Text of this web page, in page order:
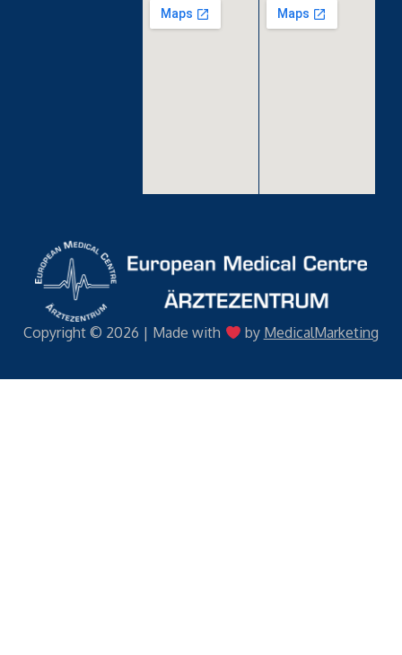
Copyright © 2026 | Made with by MedicalMarketing